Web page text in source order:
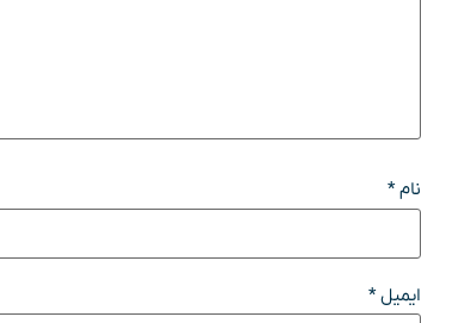
نام*
ایمیل*